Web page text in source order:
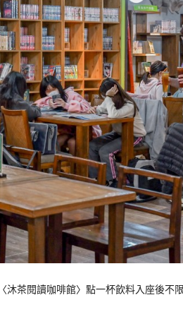
沐茶閱讀咖啡館〉點一杯飲料入座後不